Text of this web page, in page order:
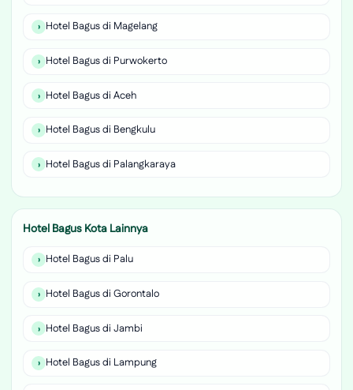
Hotel Bagus di Magelang
Hotel Bagus di Purwokerto
Hotel Bagus di Aceh
Hotel Bagus di Bengkulu
Hotel Bagus di Palangkaraya
Hotel Bagus Kota Lainnya
Hotel Bagus di Palu
Hotel Bagus di Gorontalo
Hotel Bagus di Jambi
Hotel Bagus di Lampung